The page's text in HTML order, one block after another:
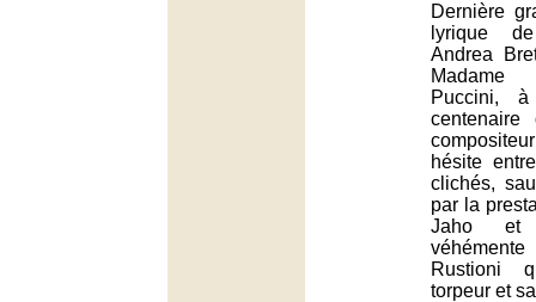
Dernière
lyrique
Andrea
Puccini, à
hésite
clichés,
par la
Jaho et
Rustioni
torpeur et